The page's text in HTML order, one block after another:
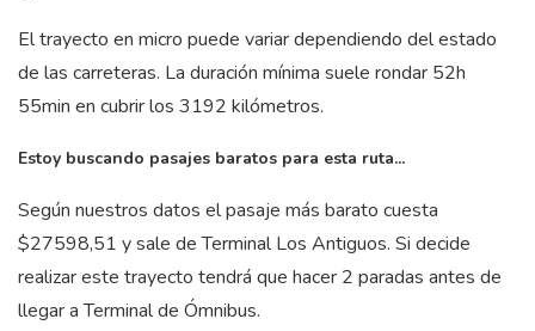
El trayecto en micro puede variar dependiendo del estado
de las carreteras. La duración mínima suele rondar 52h
55min en cubrir los 3192 kilómetros.
Estoy buscando pasajes baratos para esta ruta...
Según nuestros datos el pasaje más barato cuesta
$27598,51 y sale de Terminal Los Antiguos. Si decide
realizar este trayecto tendrá que hacer 2 paradas antes de
llegar a Terminal de Ómnibus.